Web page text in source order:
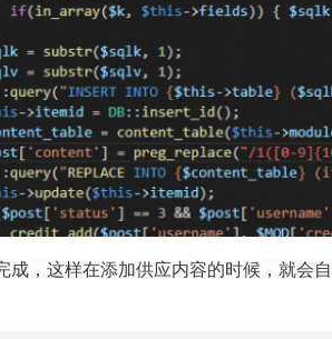
成，这样在添加供应内容的时候，就会